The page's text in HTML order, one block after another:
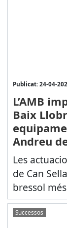
Publicat: 24-04-
L’AMB
Baix
Andreu
Les
de Can
bressol
Successos